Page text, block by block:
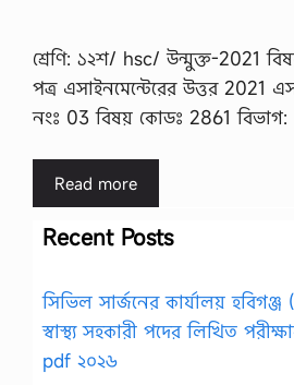
শ্রেণি: ১২শ/ hsc/ উন্মুক্ত-2021
পত্র এসাইনমেন্টেরের উত্তর 2021
নংঃ 03 বিষয় কোডঃ 2861
Read more
Recent Posts
সিভিল সার্জনের কার্যালয়
স্বাস্থ্য সহকারী পদের লিখিত
pdf ২০২৬